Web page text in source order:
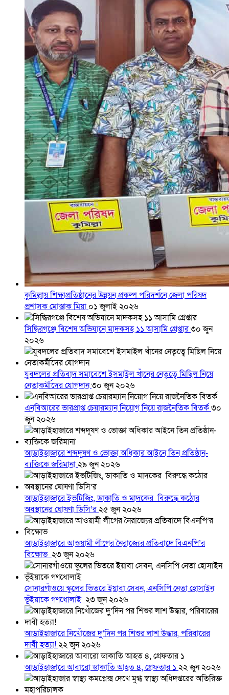
কুমিল্লায় শিক্ষাপ্রতিষ্ঠানের উন্নয়ন প্রকল্প পরিদর্শনে জেলা পরিষদ
প্রশাসক মোস্তাক মিয়া ০১ জুলাই ২০২৬
সিদ্ধিরগঞ্জে বিশেষ অভিযানে মাদকসহ ১১ আসামি গ্রেপ্তার৩০ জুন
২০২৬
যুবদলের প্রতিবাদ সমাবেশে ইসমাইল খাঁনের নেতৃত্বে মিছিল নিয়ে
নেতাকর্মীদের যোগদান৩০ জুন ২০২৬
এনবিআরের ভারপ্রাপ্ত চেয়ারম্যান নিয়োগ নিয়ে রাজনৈতিক বিতর্ক৩০
জুন ২০২৬
আড়াইহাজারে শব্দদূষণ ও ভোক্তা অধিকার আইনে তিন প্রতিষ্ঠান-
ব্যক্তিকে জরিমানা২৯ জুন ২০২৬
আড়াইহাজারে ইভটিজিং, ডাকাতি ও মাদকের বিরুদ্ধে কঠোর
অবস্থানের ঘোষণা ডিসি’র২৫ জুন ২০২৬
আড়াইহাজারে আওয়ামী লীগের নৈরাজ্যের প্রতিবাদে বিএনপি’র
বিক্ষোভ ২৩ জুন ২০২৬
সোনারগাঁওয়ে স্কুলের ভিতরে ইয়াবা সেবন, এনসিপি নেতা হোসাইন
ভূঁইয়াকে গণধোলাই ২৩ জুন ২০২৬
আড়াইহাজারে নিখোঁজের দুু’দিন পর শিশুর লাশ উদ্ধার, পরিবারের
দাবী হত্যা!২২ জুন ২০২৬
আড়াইহাজারে আবারো ডাকাতি আহত ৪, গ্রেফতার ১ ২২ জুন ২০২৬